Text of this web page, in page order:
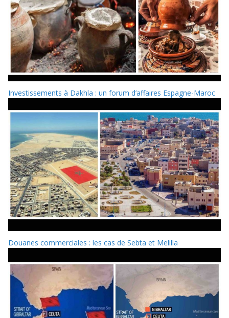
Investissements à Dakhla : un forum d’affaires Espagne-Maroc
Douanes commerciales : les cas de Sebta et Melilla